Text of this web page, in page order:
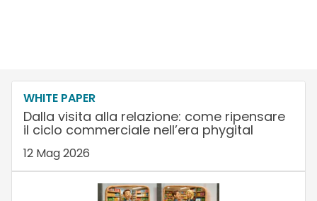
WHITE PAPER
Dalla visita alla relazione: come ripensare
il ciclo commerciale nell’era phygital
12 Mag 2026